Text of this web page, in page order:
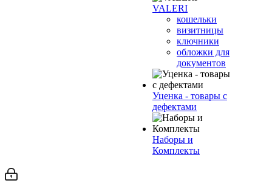
VALERI
кошельки
визитницы
ключники
обложки для
документов
Уценка - товары с
дефектами
Наборы и
Комплекты